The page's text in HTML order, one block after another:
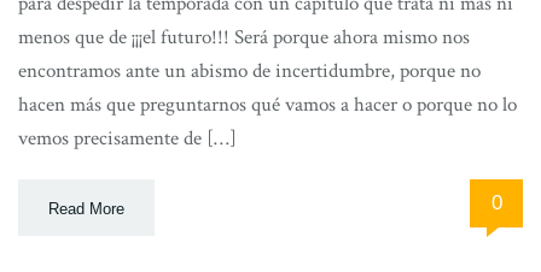
menos que de ¡¡¡el futuro!!! Será porque ahora mismo nos
encontramos ante un abismo de incertidumbre, porque no
hacen más que preguntarnos qué vamos a hacer o porque no lo
vemos precisamente de […]
Read More 0